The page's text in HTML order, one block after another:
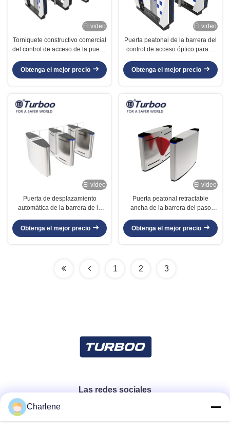
El video
Torniquete constructivo comercial
del control de acceso de la puerta
Obtenga el mejor precio
El video
Puerta peatonal de la barrera del
control de acceso óptico para el
comercial
Obtenga el mejor precio
El video
Puerta de desplazamiento
automática de la barrera de la
control de acceso peatonal de la
puerta
Obtenga el mejor precio
El video
Puerta peatonal retractable
ancha de la barrera del paso
suaves rojos
Obtenga el mejor precio
1 2 3
Las redes sociales
Charlene